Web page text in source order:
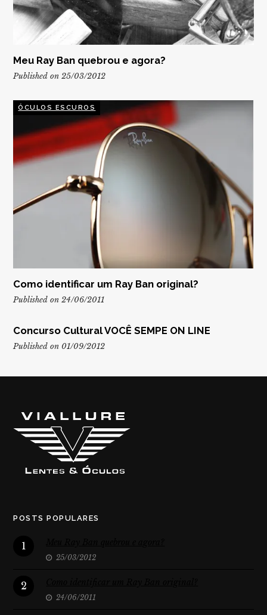
Meu Ray Ban quebrou e agora?
Published on 25/03/2012
ÓCULOS ESCUROS
Como identificar um Ray Ban original?
Published on 24/06/2011
Concurso Cultural VOCÊ SEMPE ON LINE
Published on 01/09/2012
POSTS POPULARES
1
25/03/2012
2
24/06/2011